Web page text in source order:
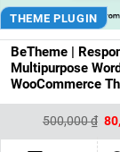
THEME PLUGIN
BeTheme |
Multipurpose
WooCommerce
500,000₫
gốc
là: